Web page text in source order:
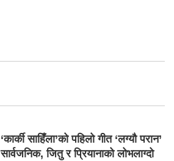
‘कार्की साहिँला’को पहिलो गीत ‘लग्यौ परान’
सार्वजनिक, जितु र प्रियानाको लोभलाग्दो